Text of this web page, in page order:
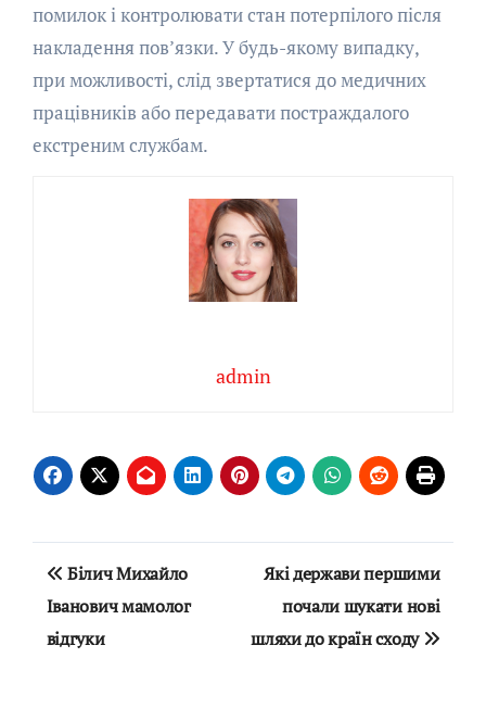
помилок і контролювати стан потерпілого після
накладення пов’язки. У будь-якому випадку,
при можливості, слід звертатися до медичних
працівників або передавати постраждалого
екстреним службам.
admin
Навігація
записів
Білич Михайло
Іванович мамолог
відгуки
Які держави першими
почали шукати нові
шляхи до країн сходу